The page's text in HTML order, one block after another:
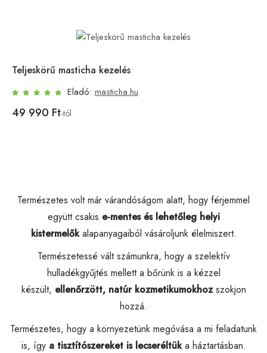
Teljeskörű masticha kezelés
Eladó: masticha.hu
49 990 Ft-tól
Természetes volt már várandóságom alatt, hogy férjemmel
együtt csakis e-mentes és lehetőleg helyi
kistermelőkalapanyagaiból vásároljunk élelmiszert.
Természetessé vált számunkra, hogy a szelektív
hulladékgyűjtés mellett a bőrünk is a kézzel
készült, ellenőrzött, natúr kozmetikumokhozszokjon
hozzá.
Természetes, hogy a környezetünk megóvása a mi feladatunk
is, így a tisztítószereket is lecseréltüka háztartásban.